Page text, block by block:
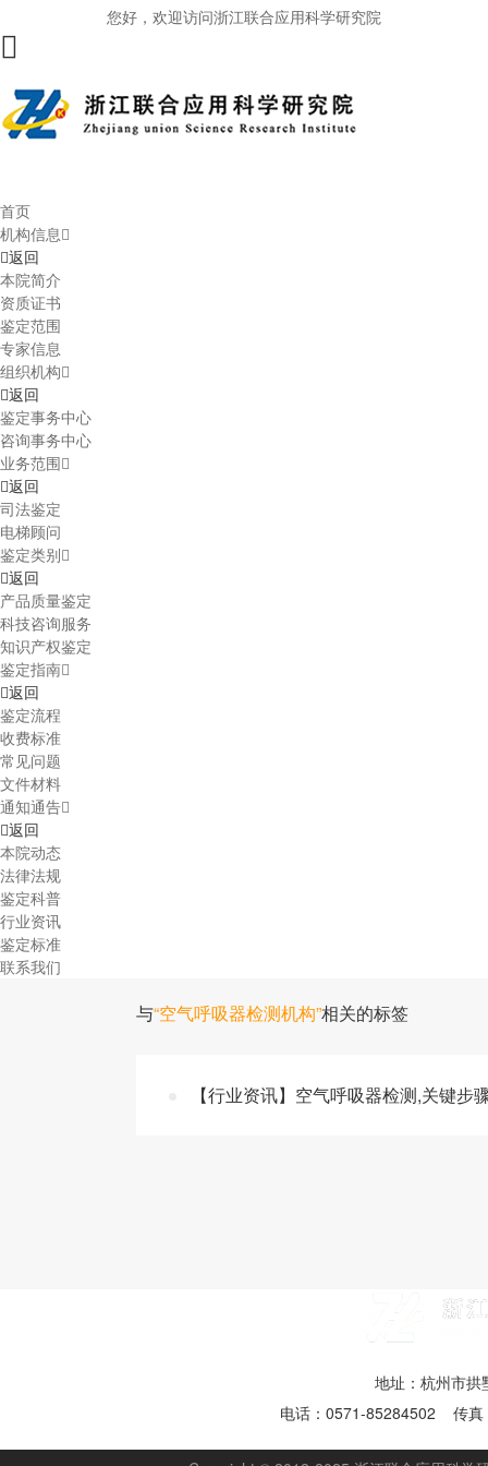
您好，欢迎访问浙江联合应用科学研究院
首页
机构信息
返回
本院简介
资质证书
鉴定范围
专家信息
组织机构
返回
鉴定事务中心
咨询事务中心
业务范围
返回
司法鉴定
电梯顾问
鉴定类别
返回
产品质量鉴定
科技咨询服务
知识产权鉴定
鉴定指南
返回
鉴定流程
收费标准
常见问题
文件材料
通知通告
返回
本院动态
法律法规
鉴定科普
行业资讯
鉴定标准
联系我们
与“空气呼吸器检测机构”相关的标签
【行业资讯】空气呼吸器检测,关键步
地址：杭州市拱
电话：0571-85284502 传